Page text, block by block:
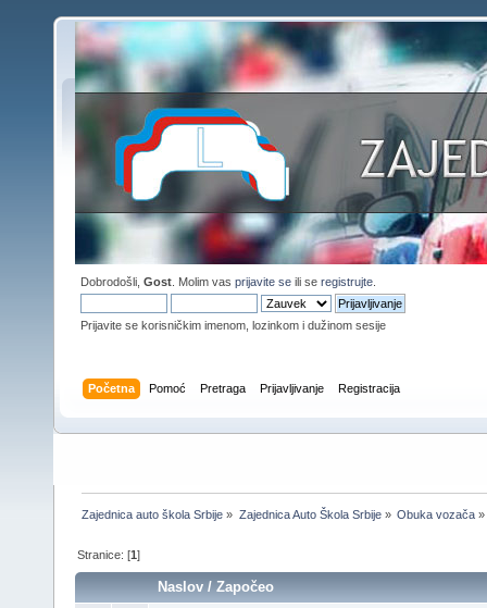
Dobrodošli, Gost . Molim vas prijavite se ili se registrujte
Prijavite se korisničkim imenom, lozinkom i dužinom sesije
Početna Pomoć Pretraga Prijavljivanje Registracija
Zajednica auto škola Srbije » Zajednica Auto Škola Srbije» Obuka vozača»
Stranice: [1]
Naslov /Započeo